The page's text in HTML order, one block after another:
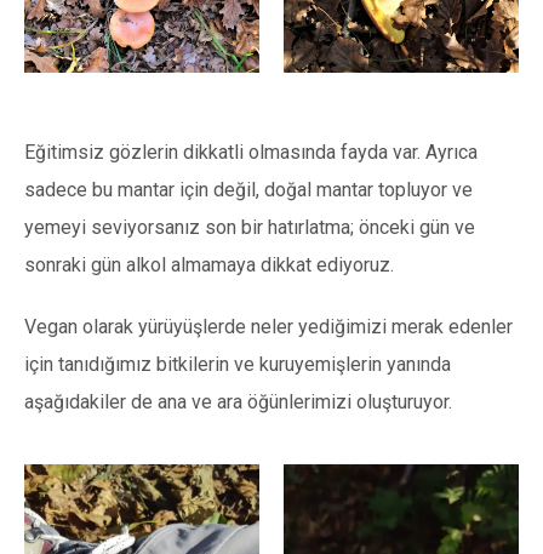
Eğitimsiz gözlerin dikkatli olmasında fayda var. Ayrıca
sadece bu mantar için değil, doğal mantar topluyor ve
yemeyi seviyorsanız son bir hatırlatma; önceki gün ve
sonraki gün alkol almamaya dikkat ediyoruz.
Vegan olarak yürüyüşlerde neler yediğimizi merak edenler
için tanıdığımız bitkilerin ve kuruyemişlerin yanında
aşağıdakiler de ana ve ara öğünlerimizi oluşturuyor.